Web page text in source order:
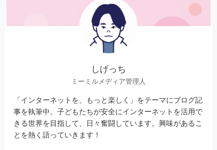
しげっち
ミーミルメディア管理人
「インターネットを、もっと楽しく」をテーマにブログ記
事を執筆中。子どもたちが安全にインターネットを活用で
きる世界を目指して、日々奮闘しています。興味があるこ
とを熱く語っていきます！